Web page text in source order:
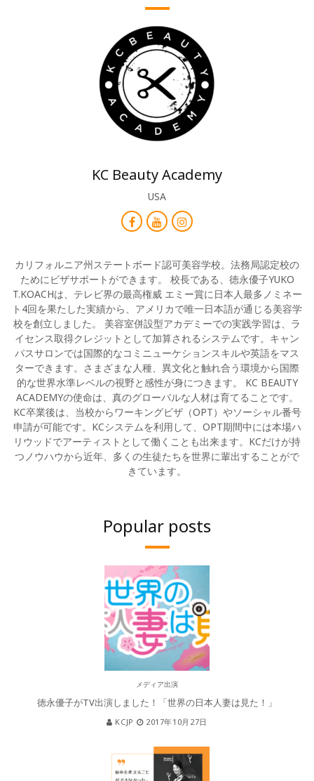
KC Beauty Academy
USA
カリフォルニア州ステートボード認可美容学校。法務局認定校の
ためにビザサポートができます。 校長である、徳永優子YUKO
T.KOACHは、テレビ界の最高権威 エミー賞に日本人最多ノミネー
ト4回を果たした実績から、アメリカで唯一日本語が通じる美容学
校を創立しました。 美容室併設型アカデミーでの実践学習は、ラ
イセンス取得クレジットとして加算されるシステムです。キャン
パスサロンでは国際的なコミニューケションスキルや英語をマス
ターできます。さまざまな人種、異文化と触れ合う環境から国際
的な世界水準レベルの視野と感性が身につきます。 KC BEAUTY
ACADEMYの使命は、真のグローバルな人材は育てることです。
KC卒業後は、当校からワーキングビザ（OPT）やソーシャル番号
申請が可能です。KCシステムを利用して、OPT期間中には本場ハ
リウッドでアーティストとして働くことも出来ます。KCだけが持
つノウハウから近年、多くの生徒たちを世界に輩出することがで
きています。
Popular posts
メディア出演
徳永優子がTV出演しました！「世界の日本人妻は見た！」
KCJP 2017年10月27日